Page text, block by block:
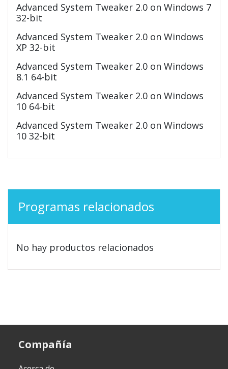
Advanced System Tweaker 2.0 on Windows 7
32-bit
Advanced System Tweaker 2.0 on Windows
XP 32-bit
Advanced System Tweaker 2.0 on Windows
8.1 64-bit
Advanced System Tweaker 2.0 on Windows
10 64-bit
Advanced System Tweaker 2.0 on Windows
10 32-bit
Programas relacionados
No hay productos relacionados
Compañía